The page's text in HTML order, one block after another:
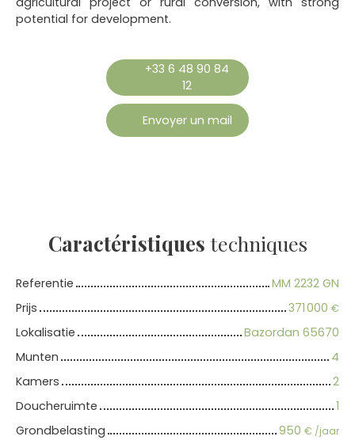
potential for development.
+33 6 48 90 84
12
Envoyer un mail
Caractéristiques techniques
Referentie
MM 2232 GN
Prijs
371 000 €
Lokalisatie
Bazordan 65670
Munten
4
Kamers
2
Doucheruimte
1
Grondbelasting
950 € /jaar